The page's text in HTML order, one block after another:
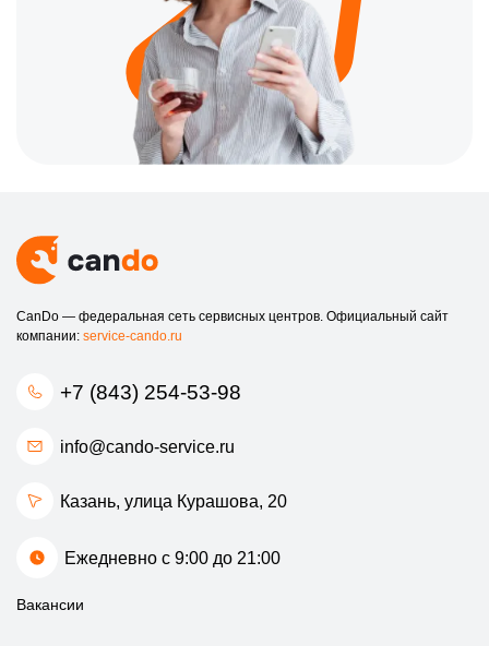
CanDo — федеральная сеть сервисных центров. Официальный сайт
компании: service-cando.ru
+7 (843) 254-53-98
info@cando-service.ru
Казань, улица Курашова, 20
Ежедневно с 9:00 до 21:00
Вакансии